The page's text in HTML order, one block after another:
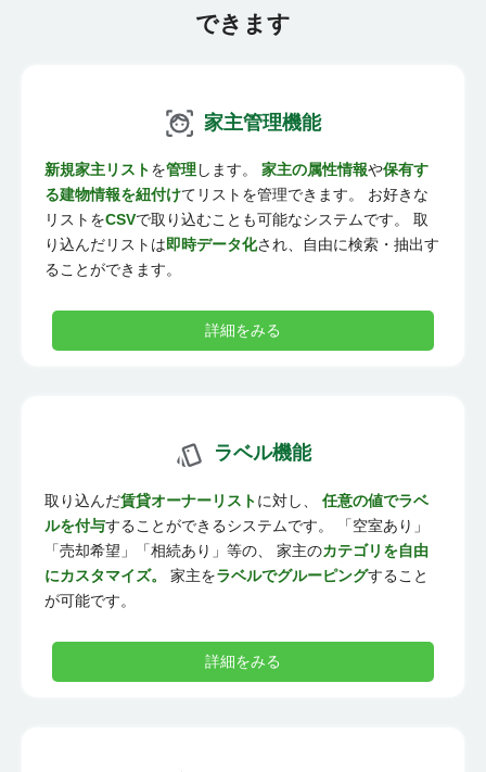
できます
家主管理機能
新規家主リストを管理します。 家主の属性情報や保有す
る建物情報を紐付けてリストを管理できます。 お好きな
リストをCSVで取り込むことも可能なシステムです。 取
り込んだリストは即時データ化され、自由に検索・抽出す
ることができます。
詳細をみる
ラベル機能
取り込んだ賃貸オーナーリストに対し、 任意の値でラベ
ルを付与することができるシステムです。 「空室あり」
「売却希望」「相続あり」等の、 家主のカテゴリを自由
にカスタマイズ。
家主をラベルでグルーピングすること
が可能です。
詳細をみる